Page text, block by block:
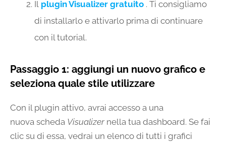
Il plugin Visualizer gratuito . Ti consigliamo
di installarlo e attivarlo prima di continuare
con il tutorial.
Passaggio 1: aggiungi un nuovo grafico e
seleziona quale stile utilizzare
Con il plugin attivo, avrai accesso a una
nuova scheda Visualizernella tua dashboard. Se fai
clic su di essa, vedrai un elenco di tutti i grafici